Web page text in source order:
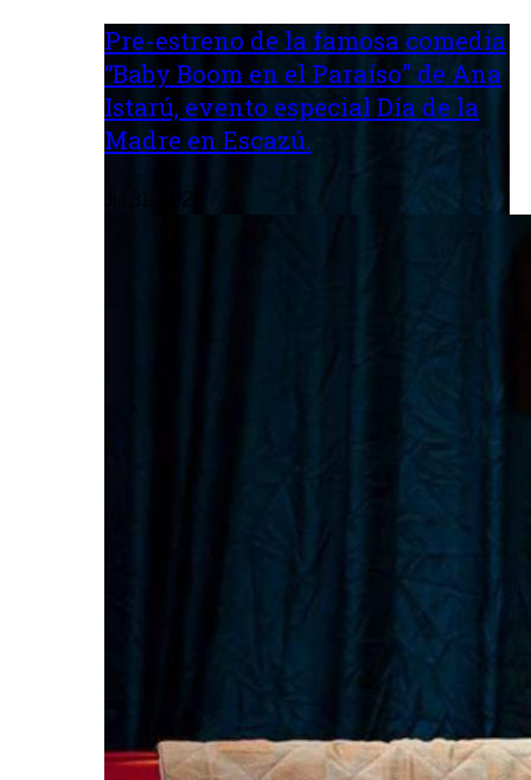
Pre-estreno de la famosa comedia
“Baby Boom en el Paraíso” de Ana
Istarú, evento especial Día de la
Madre en Escazú.
Jul 31, 2026